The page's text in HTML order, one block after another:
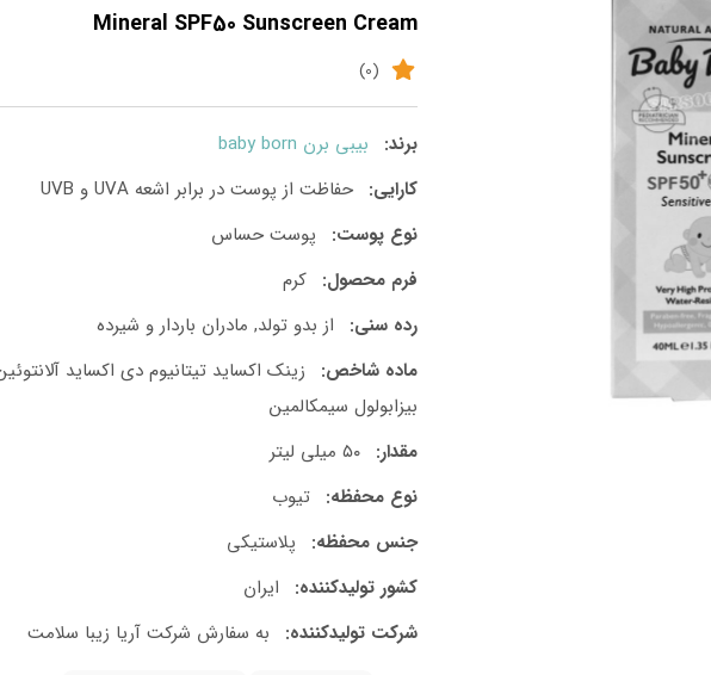
Mineral SPF50 Sunscreen Cream
(0)
برند:
بیبی برن baby born
کارایی: حفاظت از پوست در برابر اشعه UVA و UVB
نوع پوست:
پوست حساس
فرم محصول: کرم
رده سنی:
از بدو تولد, مادران باردار و شیرده
ماده شاخص:
زینک اکساید تیتانیوم دی اکساید
بیزابولول سیمکالمین
مقدار: ۵۰ میلی لیتر
نوع محفظه: تیوب
جنس محفظه:
پلاستیکی
کشور تولید‎کننده:
ایران
شرکت تولید‎کننده:
به سفارش شرکت آریا زیبا سلامت